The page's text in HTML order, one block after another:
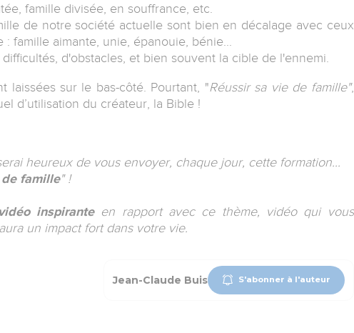
famille divisée, en souffrance, etc.
de notre société actuelle sont bien en décalage avec ceux
famille aimante, unie, épanouie, bénie...
d'obstacles, et bien souvent la cible de l'ennemi.
laissées sur le bas-côté. Pourtant, "Réussir sa vie de famille",
d’utilisation du créateur, la Bible !
heureux de vous envoyer, chaque jour, cette formation...
famille" !
inspiranteen rapport avec ce thème, vidéo qui vous
un impact fort dans votre vie.
Jean-Claude Buis S'abonner à l'auteur